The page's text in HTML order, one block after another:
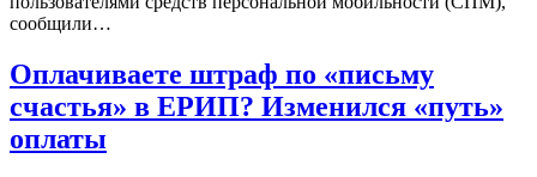
сообщили…
Оплачиваете штраф по «письму
счастья» в ЕРИП? Изменился «путь»
оплаты